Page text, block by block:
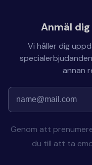
Anmäl
Vi håller dig
annan
Genom att
du till att ta